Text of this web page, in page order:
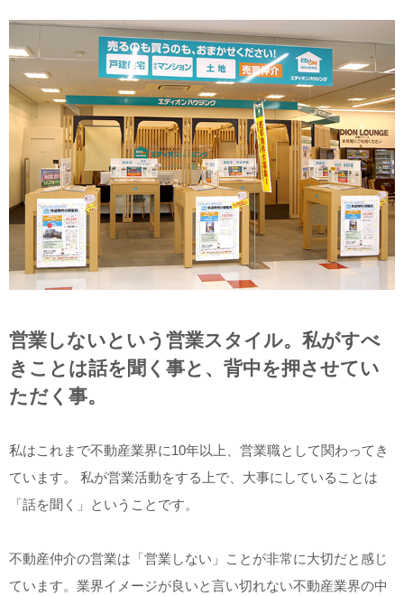
営業しないという営業スタイル。私がすべ
きことは話を聞く事と、背中を押させてい
ただく事。
私はこれまで不動産業界に10年以上、営業職として関わってき
ています。 私が営業活動をする上で、大事にしていることは
「話を聞く」ということです。
不動産仲介の営業は「営業しない」ことが非常に大切だと感じ
ています。業界イメージが良いと言い切れない不動産業界の中